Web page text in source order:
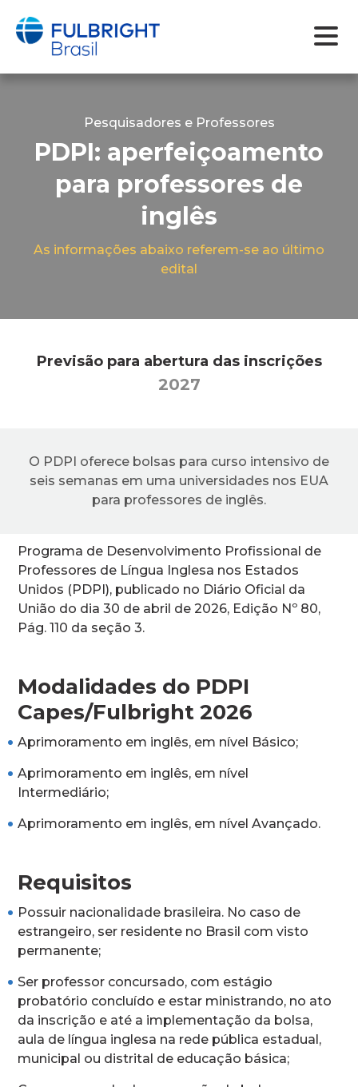
Pesquisadores e Professores
PDPI: aperfeiçoamento
para professores de
inglês
As informações abaixo referem-se ao último
edital
Previsão para abertura das inscrições
2027
O PDPI oferece bolsas para curso intensivo de
seis semanas em uma universidades nos EUA
para professores de inglês.
Programa de Desenvolvimento Profissional de
Professores de Língua Inglesa nos Estados
Unidos (PDPI), publicado no Diário Oficial da
União do dia 30 de abril de 2026, Edição Nº 80,
Pág. 110 da seção 3.
Modalidades do PDPI
Capes/Fulbright 2026
Aprimoramento em inglês, em nível Básico;
Aprimoramento em inglês, em nível
Intermediário;
Aprimoramento em inglês, em nível Avançado.
Requisitos
Possuir nacionalidade brasileira. No caso de
estrangeiro, ser residente no Brasil com visto
permanente;
Ser professor concursado, com estágio
probatório concluído e estar ministrando, no ato
da inscrição e até a implementação da bolsa,
aula de língua inglesa na rede pública estadual,
municipal ou distrital de educação básica;